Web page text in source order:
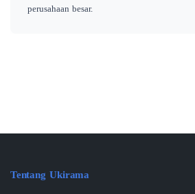
perusahaan besar.
Tentang Ukirama